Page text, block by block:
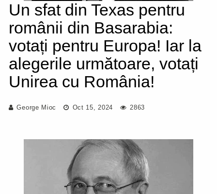
Un sfat din Texas pentru
românii din Basarabia:
votați pentru Europa! Iar la
alegerile următoare, votați
Unirea cu România!
George Mioc Oct 15, 2024 2863